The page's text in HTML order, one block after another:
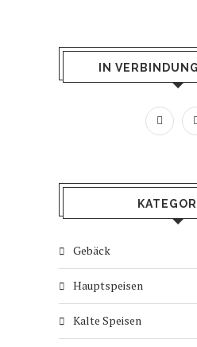
IN
Gebäck
Hauptspeisen
Kalte Speisen